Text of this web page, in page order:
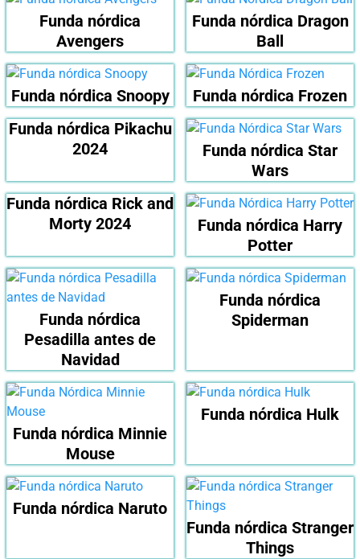
Funda nórdica
Avengers
Funda nórdica Dragon
Ball
Funda nórdica Snoopy
Funda nórdica Frozen
Funda nórdica Pikachu
2024
Funda nórdica Star
Wars
Funda nórdica Rick and
Morty 2024
Funda nórdica Harry
Potter
Funda nórdica
Pesadilla antes de
Navidad
Funda nórdica
Spiderman
Funda nórdica Minnie
Mouse
Funda nórdica Hulk
Funda nórdica Naruto
Funda nórdica Stranger
Things